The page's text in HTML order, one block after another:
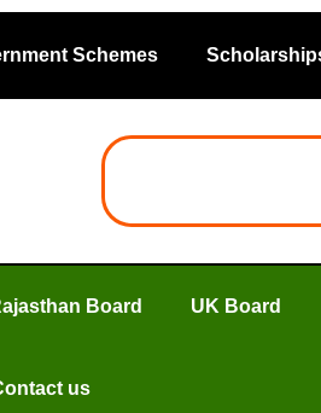
Schemes
Board UK Board
us